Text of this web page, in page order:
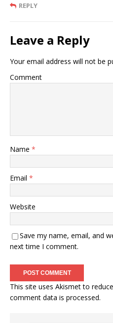
REPLY
Leave a Reply
Your email address will not be
Comment
Name *
Email *
Website
Save my name, email, and
next time I comment.
This site uses Akismet to
comment data is processed.